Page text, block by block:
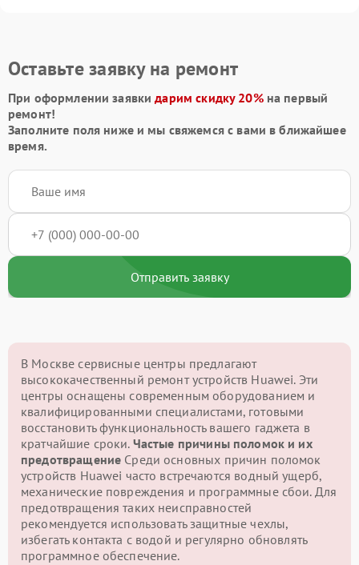
Оставьте заявку на ремонт
При оформлении заявкидарим скидку 20%на первый
ремонт!
Заполните поля ниже и мы свяжемся с вами в ближайшее
время.
Отправить заявку
В Москве сервисные центры предлагают
высококачественный ремонт устройств Huawei. Эти
центры оснащены современным оборудованием и
квалифицированными специалистами, готовыми
восстановить функциональность вашего гаджета в
кратчайшие сроки. Частые причины поломок и их
предотвращение Среди основных причин поломок
устройств Huawei часто встречаются водный ущерб,
механические повреждения и программные сбои. Для
предотвращения таких неисправностей
рекомендуется использовать защитные чехлы,
избегать контакта с водой и регулярно обновлять
программное обеспечение.